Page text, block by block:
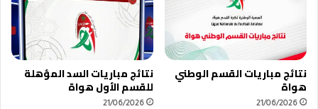
نتائج مباريات القسم الوطني
هواة
21/06/2026
نتائج مباريات السد المؤهلة
للقسم الأول هواة
21/06/2026